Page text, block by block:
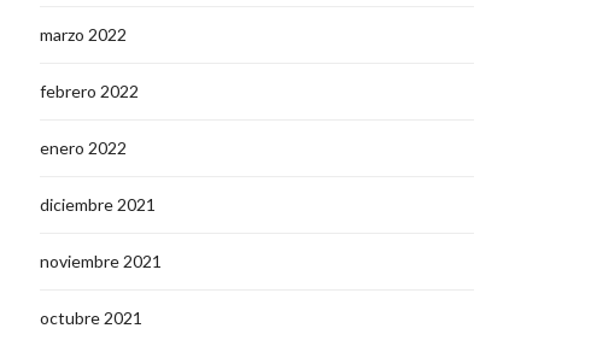
marzo 2022
febrero 2022
enero 2022
diciembre 2021
noviembre 2021
octubre 2021